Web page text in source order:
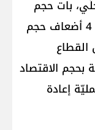
بات حجم
الموجودات المصرفيّة الحالي يقارب 4 أضعاف حجم
القطاع
الاقتصاد
إعادة